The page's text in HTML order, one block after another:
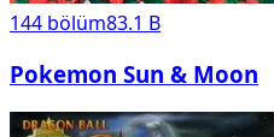
144 bölüm83.1 B
Pokemon Sun & Moon